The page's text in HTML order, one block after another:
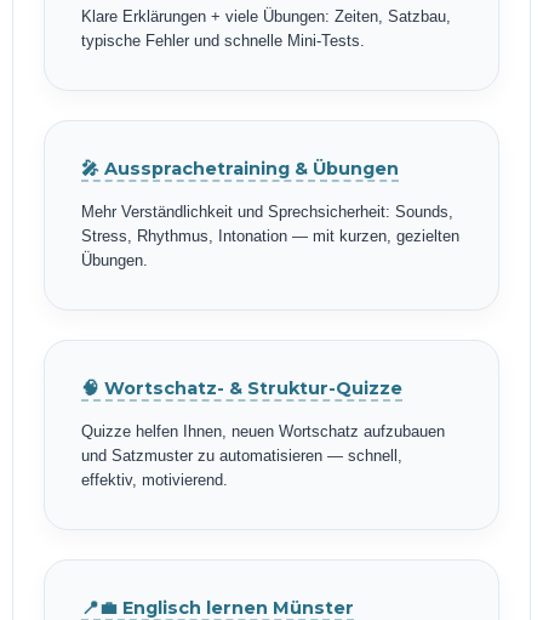
Klare Erklärungen + viele Übungen: Zeiten, Satzbau,
typische Fehler und schnelle Mini-Tests.
🎤 Aussprachetraining & Übungen
Mehr Verständlichkeit und Sprechsicherheit: Sounds,
Stress, Rhythmus, Intonation — mit kurzen, gezielten
Übungen.
🧠 Wortschatz- & Struktur-Quizze
Quizze helfen Ihnen, neuen Wortschatz aufzubauen
und Satzmuster zu automatisieren — schnell,
effektiv, motivierend.
📍💼 Englisch lernen Münster